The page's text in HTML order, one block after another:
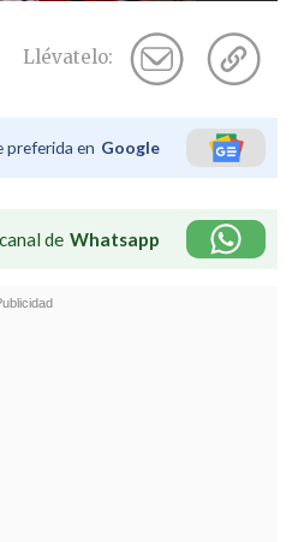
Llévatelo:
en Google
de Whatsapp